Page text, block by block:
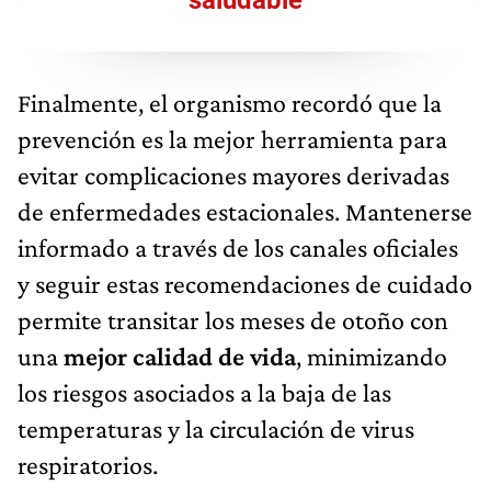
Finalmente, el organismo recordó que la
prevención es la mejor herramienta para
evitar complicaciones mayores derivadas
de enfermedades estacionales. Mantenerse
informado a través de los canales oficiales
y seguir estas recomendaciones de cuidado
permite transitar los meses de otoño con
unamejor calidad de vida, minimizando
los riesgos asociados a la baja de las
temperaturas y la circulación de virus
respiratorios.